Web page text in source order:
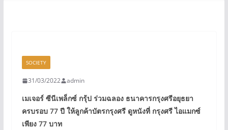
SOCIETY
31/03/2022 admin
เมเจอร์ ซีนีเพล็กซ์ กรุ้ป ร่วมฉลอง ธนาคารกรุงศรีอยุธยา
ครบรอบ 77ปี ให้ลูกค้าบัตรกรุงศรี ดูหนังที่ กรุงศรี ไอแมกซ์
เพียง 77บาท